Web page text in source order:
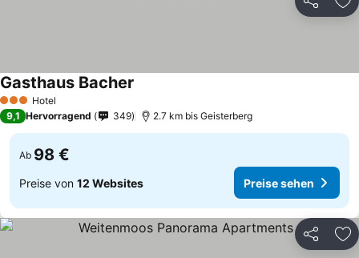
Teilen
3 SterneHotel
Gasthaus Bacher
9,1 Hervorragend 349 2.7 km bis Geisterberg
Ab 98 €
Preise von 12 Websites Preise sehen
Teilen